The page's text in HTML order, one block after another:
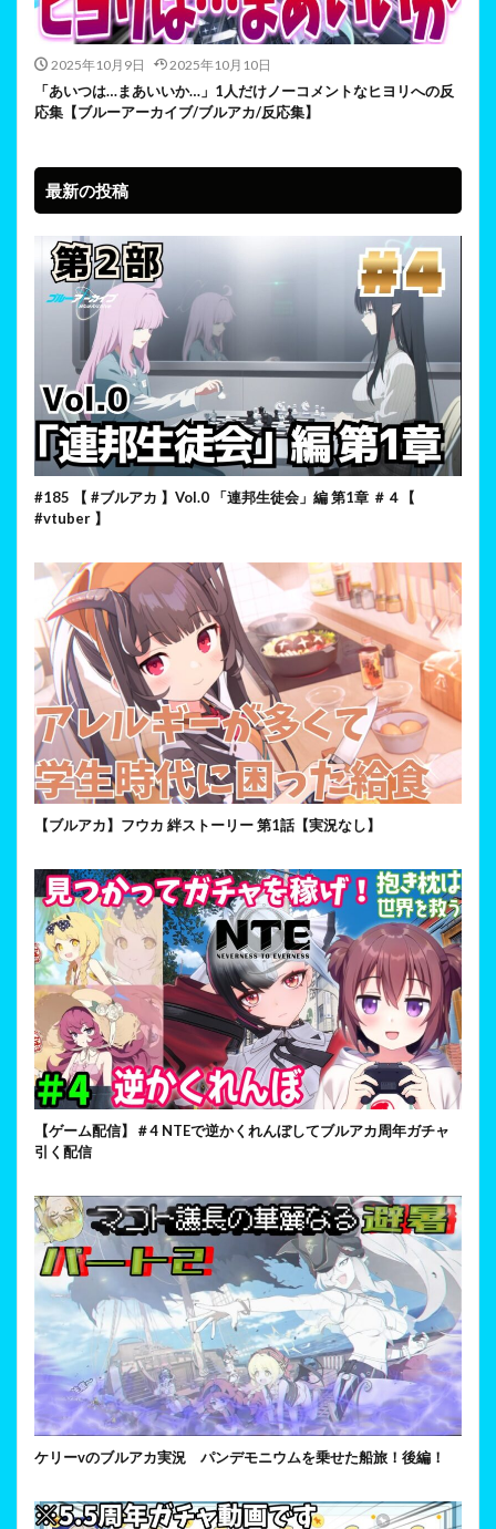
2025年10月9日 2025年10月10日
「あいつは…まあいいか…」1人だけノーコメントなヒヨリへの反
応集【ブルーアーカイブ/ブルアカ/反応集】
最新の投稿
#185 【 #ブルアカ 】Vol.0 「連邦生徒会」編 第1章 ＃４【
#vtuber 】
【ブルアカ】フウカ 絆ストーリー 第1話【実況なし】
【ゲーム配信】＃4 NTEで逆かくれんぼしてブルアカ周年ガチャ
引く配信
ケリーvのブルアカ実況 パンデモニウムを乗せた船旅！後編！